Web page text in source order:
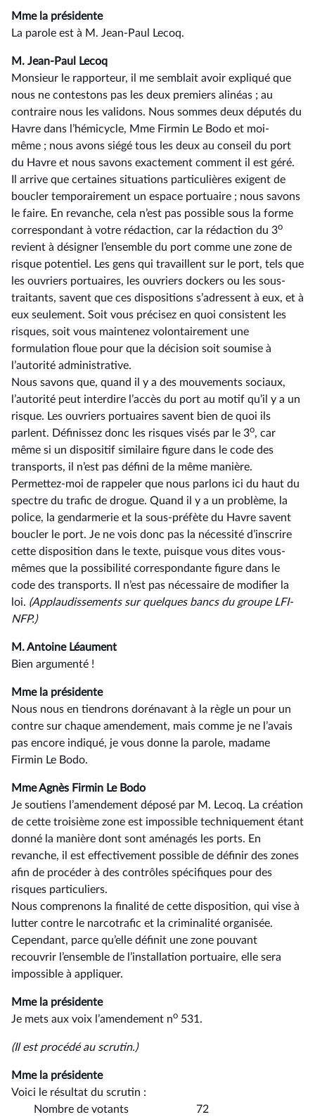
Mme la présidente
La parole est à M. Jean-Paul Lecoq.
M. Jean-Paul Lecoq
Monsieur le rapporteur, il me semblait avoir expliqué que
nous ne contestons pas les deux premiers alinéas ; au
contraire nous les validons. Nous sommes deux députés du
Havre dans l’hémicycle, Mme Firmin Le Bodo et moi-
même ; nous avons siégé tous les deux au conseil du port
du Havre et nous savons exactement comment il est géré.
Il arrive que certaines situations particulières exigent de
boucler temporairement un espace portuaire ; nous savons
le faire. En revanche, cela n’est pas possible sous la forme
correspondant à votre rédaction, car la rédaction du 3o
revient à désigner l’ensemble du port comme une zone de
risque potentiel. Les gens qui travaillent sur le port, tels que
les ouvriers portuaires, les ouvriers dockers ou les sous-
traitants, savent que ces dispositions s’adressent à eux, et à
eux seulement. Soit vous précisez en quoi consistent les
risques, soit vous maintenez volontairement une
formulation floue pour que la décision soit soumise à
l’autorité administrative.
Nous savons que, quand il y a des mouvements sociaux,
l’autorité peut interdire l’accès du port au motif qu’il y a un
risque. Les ouvriers portuaires savent bien de quoi ils
parlent. Définissez donc les risques visés par le 3o, car
même si un dispositif similaire figure dans le code des
transports, il n’est pas défini de la même manière.
Permettez-moi de rappeler que nous parlons ici du haut du
spectre du trafic de drogue. Quand il y a un problème, la
police, la gendarmerie et la sous-préfète du Havre savent
boucler le port. Je ne vois donc pas la nécessité d’inscrire
cette disposition dans le texte, puisque vous dites vous-
mêmes que la possibilité correspondante figure dans le
code des transports. Il n’est pas nécessaire de modifier la
loi. (Applaudissements sur quelques bancs du groupe LFI-
NFP.)
M. Antoine Léaument
Bien argumenté !
Mme la présidente
Nous nous en tiendrons dorénavant à la règle un pour un
contre sur chaque amendement, mais comme je ne l’avais
pas encore indiqué, je vous donne la parole, madame
Firmin Le Bodo.
Mme Agnès Firmin Le Bodo
Je soutiens l’amendement déposé par M. Lecoq. La création
de cette troisième zone est impossible techniquement étant
donné la manière dont sont aménagés les ports. En
revanche, il est effectivement possible de définir des zones
afin de procéder à des contrôles spécifiques pour des
risques particuliers.
Nous comprenons la finalité de cette disposition, qui vise à
lutter contre le narcotrafic et la criminalité organisée.
Cependant, parce qu’elle définit une zone pouvant
recouvrir l’ensemble de l’installation portuaire, elle sera
impossible à appliquer.
Mme la présidente
Je mets aux voix l’amendement no 531.
(Il est procédé au scrutin.)
Mme la présidente
Voici le résultat du scrutin :
Nombre de votants 72